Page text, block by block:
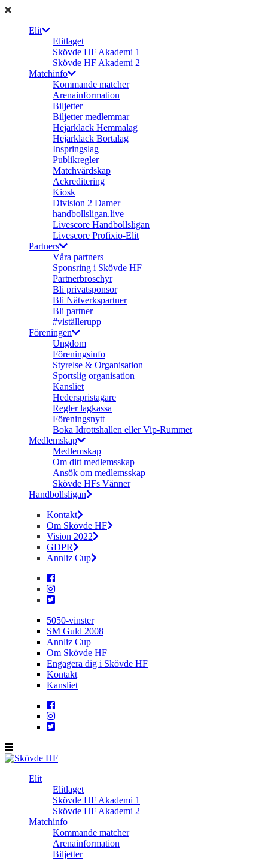
Elit
Elitlaget
Skövde HF Akademi 1
Skövde HF Akademi 2
Matchinfo
Kommande matcher
Arenainformation
Biljetter
Biljetter medlemmar
Hejarklack Hemmalag
Hejarklack Bortalag
Inspringslag
Publikregler
Matchvärdskap
Ackreditering
Kiosk
Division 2 Damer
handbollsligan.live
Livescore Handbollsligan
Livescore Profixio-Elit
Partners
Våra partners
Sponsring i Skövde HF
Partnerbroschyr
Bli privatsponsor
Bli Nätverkspartner
Bli partner
#viställerupp
Föreningen
Ungdom
Föreningsinfo
Styrelse & Organisation
Sportslig organisation
Kansliet
Hederspristagare
Regler lagkassa
Föreningsnytt
Boka Idrottshallen eller Vip-Rummet
Medlemskap
Medlemskap
Om ditt medlemsskap
Ansök om medlemsskap
Skövde HFs Vänner
Handbollsligan
Kontakt
Om Skövde HF
Vision 2022
GDPR
Annliz Cup
5050-vinster
SM Guld 2008
Annliz Cup
Om Skövde HF
Engagera dig i Skövde HF
Kontakt
Kansliet
Elit
Elitlaget
Skövde HF Akademi 1
Skövde HF Akademi 2
Matchinfo
Kommande matcher
Arenainformation
Biljetter